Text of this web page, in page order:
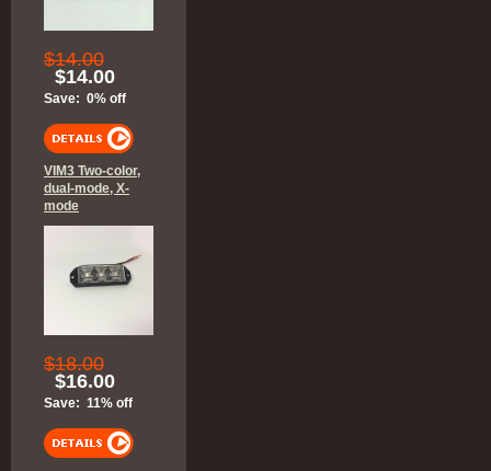
$14.00
$14.00
Save: 0% off
VIM3 Two-color,
dual-mode, X-
mode
$18.00
$16.00
Save: 11% off